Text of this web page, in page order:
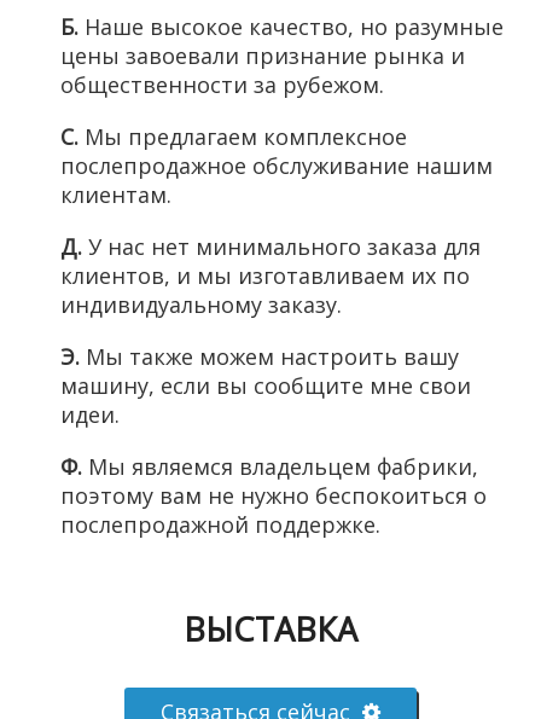
Б. Наше высокое качество, но разумные
цены завоевали признание рынка и
общественности за рубежом.
С. Мы предлагаем комплексное
послепродажное обслуживание нашим
клиентам.
Д. У нас нет минимального заказа для
клиентов, и мы изготавливаем их по
индивидуальному заказу.
Э. Мы также можем настроить вашу
машину, если вы сообщите мне свои
идеи.
Ф. Мы являемся владельцем фабрики,
поэтому вам не нужно беспокоиться о
послепродажной поддержке.
ВЫСТАВКА
Связаться сейчас